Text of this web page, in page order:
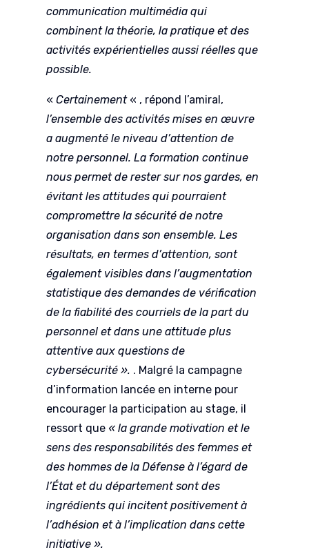
communication multimédia qui
combinent la théorie, la pratique et des
activités expérientielles aussi réelles que
possible.
« Certainement« , répond l’amiral,
l’ensemble des activités mises en œuvre
a augmenté le niveau d’attention de
notre personnel. La formation continue
nous permet de rester sur nos gardes, en
évitant les attitudes qui pourraient
compromettre la sécurité de notre
organisation dans son ensemble. Les
résultats, en termes d’attention, sont
également visibles dans l’augmentation
statistique des demandes de vérification
de la fiabilité des courriels de la part du
personnel et dans une attitude plus
attentive aux questions de
cybersécurité ». . Malgré la campagne
d’information lancée en interne pour
encourager la participation au stage, il
ressort que « la grande motivation et le
sens des responsabilités des femmes et
des hommes de la Défense à l’égard de
l’État et du département sont des
ingrédients qui incitent positivement à
l’adhésion et à l’implication dans cette
initiative ».